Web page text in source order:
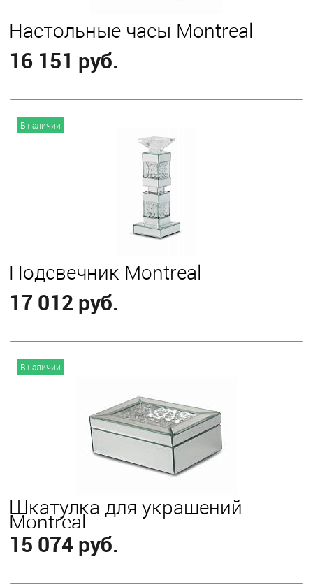
Настольные часы Montreal
16 151 руб.
В наличии
Подсвечник Montreal
17 012 руб.
В наличии
Шкатулка для украшений
Montreal
15 074 руб.